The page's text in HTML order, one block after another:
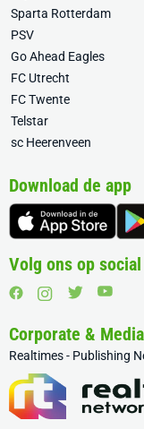
Sparta Rotterdam
PSV
Go Ahead Eagles
FC Utrecht
FC Twente
Telstar
sc Heerenveen
Download de app
Volg ons op
Corporate & Media
Realtimes - Publishing